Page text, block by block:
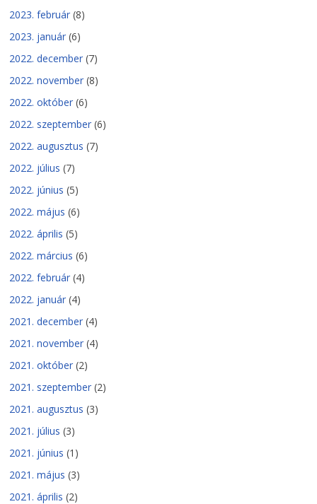
2023. február (8)
2023. január (6)
2022. december (7)
2022. november (8)
2022. október (6)
2022. szeptember (6)
2022. augusztus (7)
2022. július (7)
2022. június (5)
2022. május (6)
2022. április (5)
2022. március (6)
2022. február (4)
2022. január (4)
2021. december (4)
2021. november (4)
2021. október (2)
2021. szeptember (2)
2021. augusztus (3)
2021. július (3)
2021. június (1)
2021. május (3)
2021. április (2)